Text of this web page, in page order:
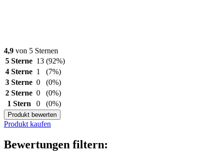
4,9 von 5 Sternen
5 Sterne 13 (92%)
4 Sterne 1
(7%)
3 Sterne 0
(0%)
2 Sterne 0
(0%)
1 Stern
0 (0%)
Produkt bewerten
Produkt kaufen
Bewertungen filtern: